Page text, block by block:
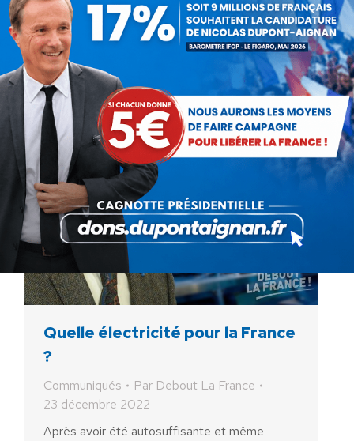
30 décembre 2022
Retrouvez l’intervention d’Alexis
VILLEPELET n ci-dessous :
Quelle électricité pour la France
?
Communiqués Par Debout La France
23 décembre 2022
Après avoir été autosuffisante et même